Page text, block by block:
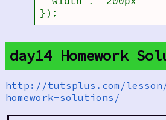
});
day14 Homework
http://tutsplus.com/
homework-solutions/